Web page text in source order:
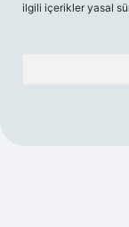
ilgili içerikler yasal